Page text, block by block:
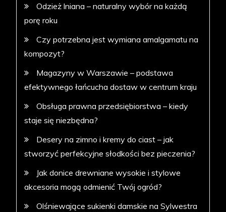
Odzież lniana – naturalny wybór na każdą
porę roku
Czy potrzebna jest wymiana amalgamatu na
kompozyt?
Magazyny w Warszawie – podstawa
efektywnego łańcucha dostaw w centrum kraju
Obsługa prawna przedsiębiorstwa – kiedy
staje się niezbędna?
Desery na zimno i kremy do ciast – jak
stworzyć perfekcyjne słodkości bez pieczenia?
Jak donice drewniane wysokie i stylowe
akcesoria mogą odmienić Twój ogród?
Olśniewające sukienki damskie na Sylwestra